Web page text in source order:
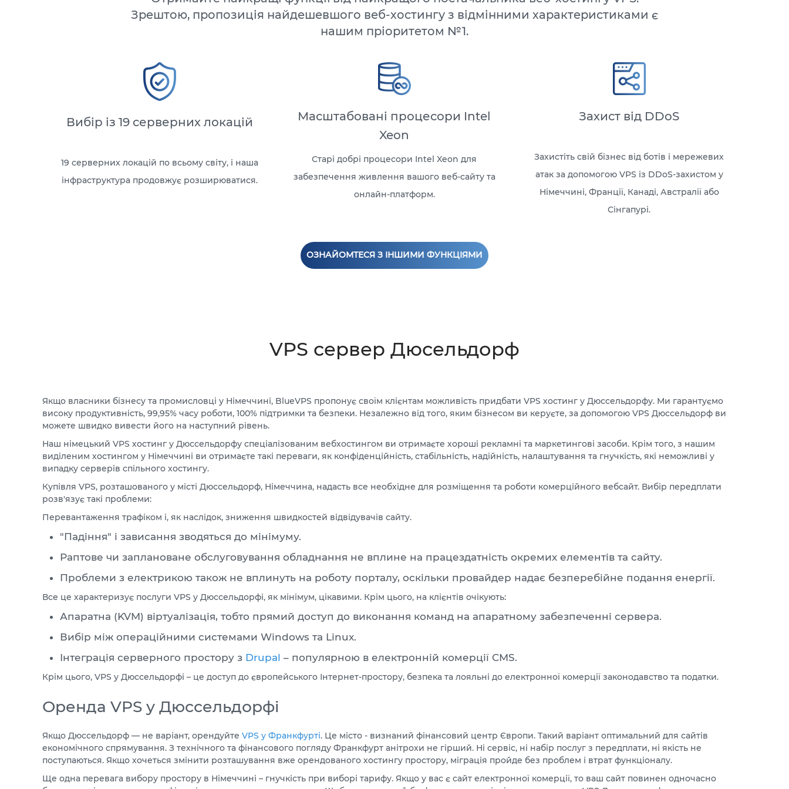
Зрештою, пропозиція найдешевшого веб-хостингу з відмінними характеристиками є
нашим пріоритетом №1.
Вибір із 19 серверних локацій
19 серверних локацій по всьому світу, і наша
інфраструктура продовжує розширюватися.
Масштабовані процесори Intel
Xeon
Старі добрі процесори Intel Xeon для
забезпечення живлення вашого веб-сайту та
онлайн-платформ.
Захист від DDoS
Захистіть свій бізнес від ботів і мережевих
атак за допомогою VPS із DDoS-захистом у
Німеччині, Франції, Канаді, Австралії або
Сінгапурі.
ОЗНАЙОМТЕСЯ З ІНШИМИ ФУНКЦІЯМИ
VPS сервер Дюсельдорф
Якщо власники бізнесу та промисловці у Німеччині, BlueVPS пропонує своїм клієнтам можливість придбати VPS хостинг у Дюссельдорфу. Ми гарантуємо
високу продуктивність, 99,95% часу роботи, 100% підтримки та безпеки. Незалежно від того, яким бізнесом ви керуєте, за допомогою VPS Дюссельдорф ви
можете швидко вивести його на наступний рівень.
Наш німецький VPS хостинг у Дюссельдорфу спеціалізованим вебхостингом ви отримаєте хороші рекламні та маркетингові засоби. Крім того, з нашим
виділеним хостингом у Німеччині ви отримаєте такі переваги, як конфіденційність, стабільність, надійність, налаштування та гнучкість, які неможливі у
випадку серверів спільного хостингу.
Купівля VPS, розташованого у місті Дюссельдорф, Німеччина, надасть все необхідне для розміщення та роботи комерційного вебсайт. Вибір передплати
розв'язує такі проблеми:
Перевантаження трафіком і, як наслідок, зниження швидкостей відвідувачів сайту.
"Падіння" і зависання зводяться до мінімуму.
Раптове чи заплановане обслуговування обладнання не вплине на працездатність окремих елементів та сайту.
Проблеми з електрикою також не вплинуть на роботу порталу, оскільки провайдер надає безперебійне подання енергії.
Все це характеризує послуги VPS у Дюссельдорфі, як мінімум, цікавими. Крім цього, на клієнтів очікують:
Апаратна (KVM) віртуалізація, тобто прямий доступ до виконання команд на апаратному забезпеченні сервера.
Вибір між операційними системами Windows та Linux.
Інтеграція серверного простору з Drupal – популярною в електронній комерції CMS.
Крім цього, VPS у Дюссельдорфі – це доступ до європейського Інтернет-простору, безпека та лояльні до електронної комерції законодавство та податки.
Оренда VPS у Дюссельдорфі
Якщо Дюссельдорф — не варіант, орендуйте VPS у Франкфурті. Це місто - визнаний фінансовий центр Європи. Такий варіант оптимальний для сайтів
економічного спрямування. З технічного та фінансового погляду Франкфурт анітрохи не гірший. Ні сервіс, ні набір послуг з передплати, ні якість не
поступаються. Якщо хочеться змінити розташування вже орендованого хостингу простору, міграція пройде без проблем і втрат функціоналу.
Ще одна перевага вибору простору в Німеччині – гнучкість при виборі тарифу. Якщо у вас є сайт електронної комерції, то ваш сайт повинен одночасно